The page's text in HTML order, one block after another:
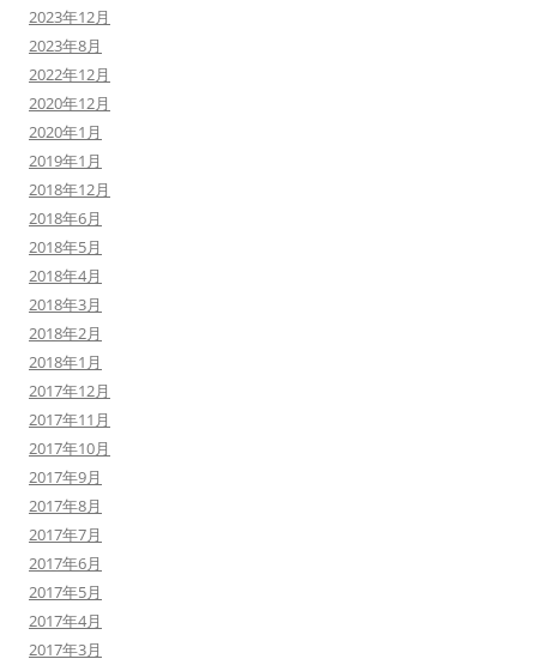
2023年12月
2023年8月
2022年12月
2020年12月
2020年1月
2019年1月
2018年12月
2018年6月
2018年5月
2018年4月
2018年3月
2018年2月
2018年1月
2017年12月
2017年11月
2017年10月
2017年9月
2017年8月
2017年7月
2017年6月
2017年5月
2017年4月
2017年3月